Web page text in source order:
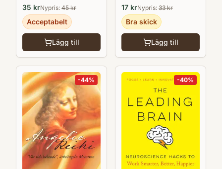
35 krNypris: 45kr
Acceptabelt
Lägg till
17 krNypris: 33kr
Bra skick
Lägg till
-44% -40%